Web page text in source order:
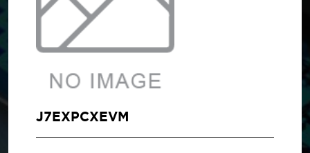
J7EXPCXEVM